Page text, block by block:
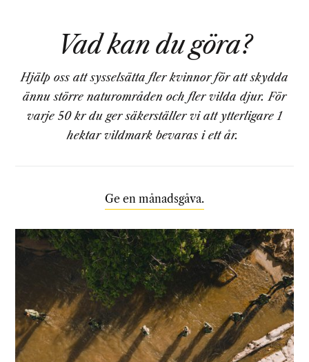
Vad kan du göra?
Hjälp oss att sysselsätta fler kvinnor för att skydda
ännu större naturområden och fler vilda djur. För
varje 50 kr du ger säkerställer vi att ytterligare 1
hektar vildmark bevaras i ett år.
Ge en månadsgåva.